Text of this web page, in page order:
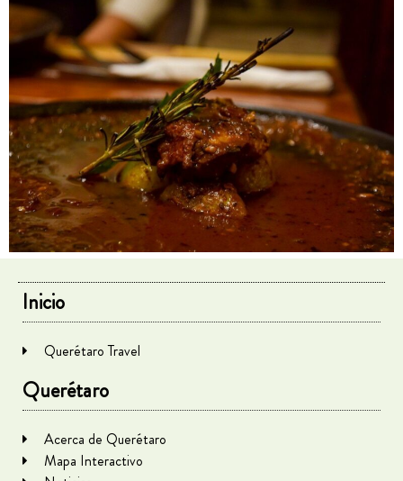
Inicio
Querétaro Travel
Querétaro
Acerca de Querétaro
Mapa Interactivo